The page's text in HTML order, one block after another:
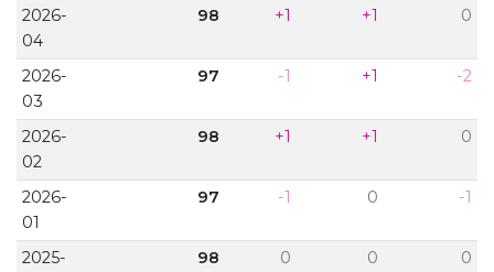
2026-
04
98 +1 +1 0
2026-
03
97 -1 +1 -2
2026-
02
98 +1 +1 0
2026-
01
97 -1 0 -1
2025-
98 0 0 0